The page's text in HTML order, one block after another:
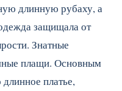
длинную рубаху, а
защищала от
Знатные
плащи. Основным
платье,